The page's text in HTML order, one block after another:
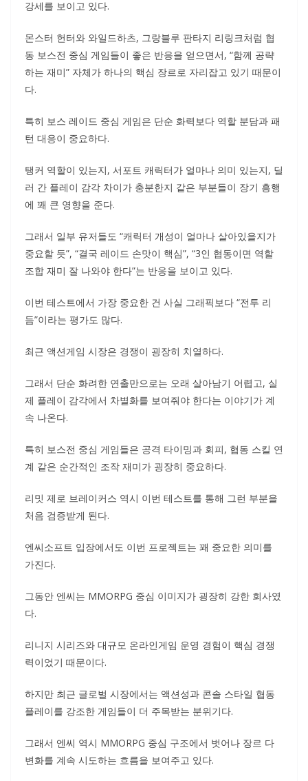
강세를 보이고 있다.
몬스터 헌터와 와일드하츠, 그랑블루 판타지 리링크처럼 협
동 보스전 중심 게임들이 좋은 반응을 얻으면서, “함께 공략
하는 재미” 자체가 하나의 핵심 장르로 자리잡고 있기 때문이
다.
특히 보스 레이드 중심 게임은 단순 화력보다 역할 분담과 패
턴 대응이 중요하다.
탱커 역할이 있는지, 서포트 캐릭터가 얼마나 의미 있는지, 딜
러 간 플레이 감각 차이가 충분한지 같은 부분들이 장기 흥행
에 꽤 큰 영향을 준다.
그래서 일부 유저들도 “캐릭터 개성이 얼마나 살아있을지가
중요할 듯”, “결국 레이드 손맛이 핵심”, “3인 협동이면 역할
조합 재미 잘 나와야 한다”는 반응을 보이고 있다.
이번 테스트에서 가장 중요한 건 사실 그래픽보다 “전투 리
듬”이라는 평가도 많다.
최근 액션게임 시장은 경쟁이 굉장히 치열하다.
그래서 단순 화려한 연출만으로는 오래 살아남기 어렵고, 실
제 플레이 감각에서 차별화를 보여줘야 한다는 이야기가 계
속 나온다.
특히 보스전 중심 게임들은 공격 타이밍과 회피, 협동 스킬 연
계 같은 순간적인 조작 재미가 굉장히 중요하다.
리밋 제로 브레이커스 역시 이번 테스트를 통해 그런 부분을
처음 검증받게 된다.
엔씨소프트 입장에서도 이번 프로젝트는 꽤 중요한 의미를
가진다.
그동안 엔씨는 MMORPG 중심 이미지가 굉장히 강한 회사였
다.
리니지 시리즈와 대규모 온라인게임 운영 경험이 핵심 경쟁
력이었기 때문이다.
하지만 최근 글로벌 시장에서는 액션성과 콘솔 스타일 협동
플레이를 강조한 게임들이 더 주목받는 분위기다.
그래서 엔씨 역시 MMORPG 중심 구조에서 벗어나 장르 다
변화를 계속 시도하는 흐름을 보여주고 있다.